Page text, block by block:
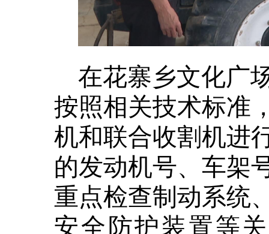
在花寨乡文化广
按照相关技术标准
机和联合收割机进
的发动机号、车架
重点检查制动系统
安全防护装置等